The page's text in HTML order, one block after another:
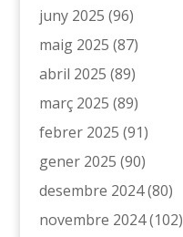
juny 2025 (96)
maig 2025 (87)
abril 2025 (89)
març 2025 (89)
febrer 2025 (91)
gener 2025 (90)
desembre 2024(80)
novembre 2024(102)